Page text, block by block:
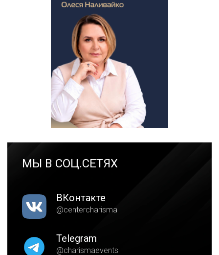
МЫ В СОЦ.СЕТЯХ
ВКонтакте
@centercharisma
Telegram
@charismaevents